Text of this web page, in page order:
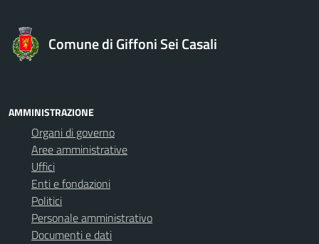
Comune di Giffoni Sei Casali
AMMINISTRAZIONE
Organi di governo
Aree amministrative
Uffici
Enti e fondazioni
Politici
Personale amministrativo
Documenti e dati